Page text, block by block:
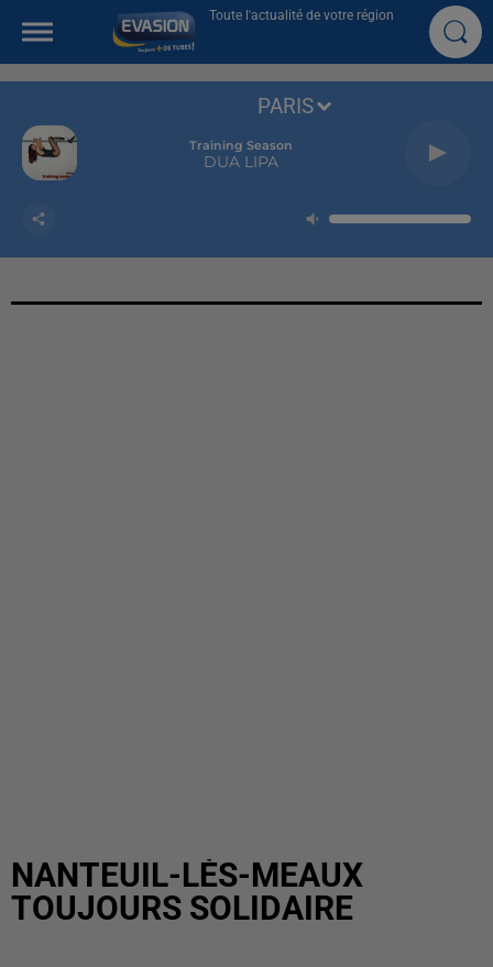
Toute l'actualité de votre région
Training Season
DUA LIPA
PARIS
NANTEUIL-LÈS-MEAUX
TOUJOURS SOLIDAIRE